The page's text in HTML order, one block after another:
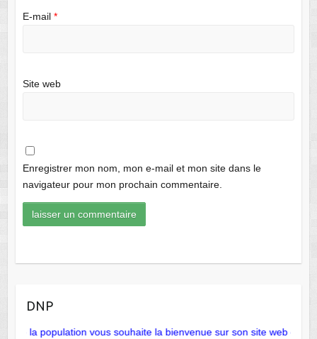
E-mail *
Site web
Enregistrer mon nom, mon e-mail et mon site dans le
navigateur pour mon prochain commentaire.
DNP
la population vous souhaite la bienvenue sur son site web officiel